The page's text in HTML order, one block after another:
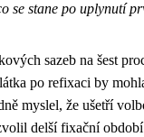
se stane po uplynutí
sazeb na šest
po refixaci by
myslel, že ušetří
delší fixační